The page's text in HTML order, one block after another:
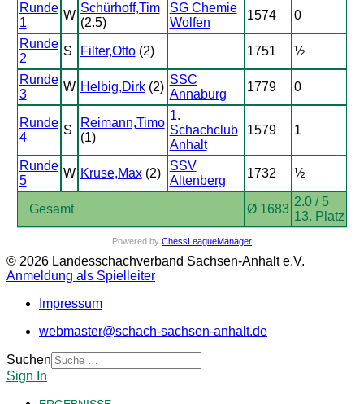
Runde
1
W
Schürhoff,Tim
(2.5)
SG Chemie
Wolfen
1574 0
Runde
2
S Filter,Otto(2) 1751 ½
Runde
3
W Helbig,Dirk(2)
SSC
Annaburg
1779 0
Runde
4
S
Reimann,Timo
(1)
1.
Schachclub
Anhalt
1579 1
Runde
5
W Kruse,Max(2)
SSV
Altenberg
1732 ½
Gesamt Ø 1683
2.0 / 5
13. Platz
Powered by ChessLeagueManager
© 2026 Landesschachverband Sachsen-Anhalt e.V.
Anmeldung als Spielleiter
Impressum
webmaster@schach-sachsen-anhalt.de
Suchen
Sign In